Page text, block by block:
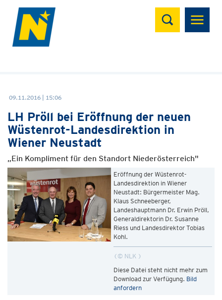
Suchen
09.11.2016 | 15:06
LH Pröll bei Eröffnung der neuen
Wüstenrot-Landesdirektion in
Wiener Neustadt
„Ein Kompliment für den Standort Niederösterreich"
Eröffnung der Wüstenrot-
Landesdirektion in Wiener
Neustadt: Bürgermeister Mag.
Klaus Schneeberger,
Landeshauptmann Dr. Erwin Pröll,
Generaldirektorin Dr. Susanne
Riess und Landesdirektor Tobias
Kohl.
© NLK
Diese Datei steht nicht mehr zum
Download zur Verfügung. Bild
anfordern